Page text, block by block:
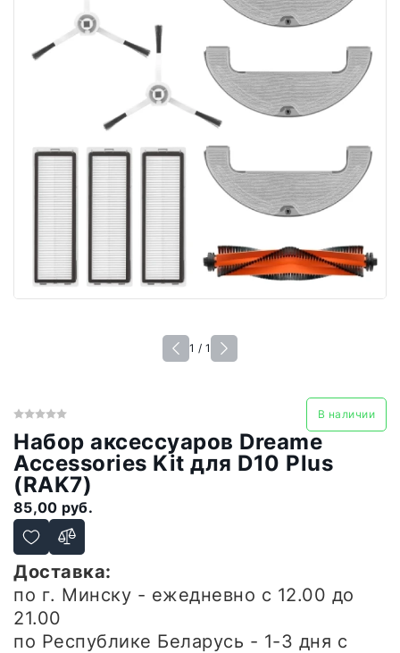
1 / 1
В наличии
Набор аксессуаров Dreame
Accessories Kit для D10 Plus
(RAK7)
85,00 руб.
Доставка:
по г. Минску - ежедневно с 12.00 до
21.00
по Республике Беларусь - 1-3 дня с